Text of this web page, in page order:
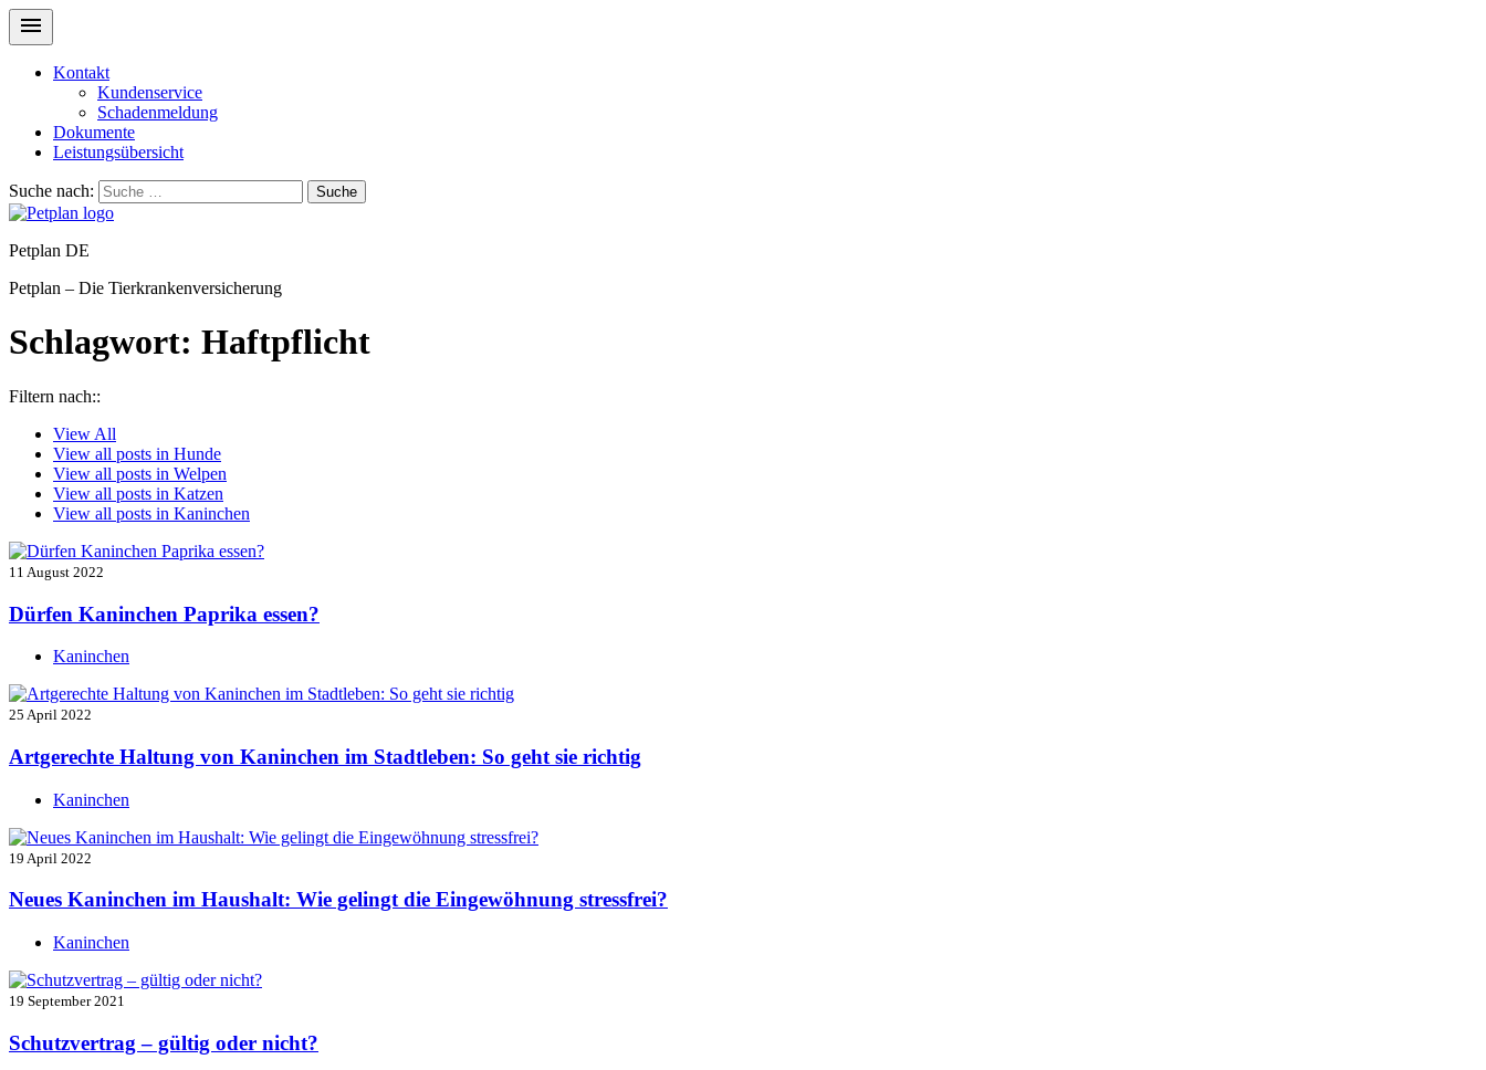
Kontakt
Kundenservice
Schadenmeldung
Dokumente
Leistungsübersicht
Suche nach: Suche
Petplan DE
Petplan – Die Tierkrankenversicherung
Schlagwort: Haftpflicht
Filtern nach::
View All
View all posts in Hunde
View all posts in Welpen
View all posts in Katzen
View all posts in Kaninchen
11 August 2022
Dürfen Kaninchen Paprika essen?
Kaninchen
25 April 2022
Artgerechte Haltung von Kaninchen im Stadtleben: So geht sie richtig
Kaninchen
19 April 2022
Neues Kaninchen im Haushalt: Wie gelingt die Eingewöhnung stressfrei?
Kaninchen
19 September 2021
Schutzvertrag – gültig oder nicht?